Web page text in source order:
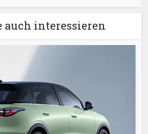
auch interessieren